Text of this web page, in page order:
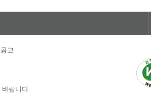
고
랍니다.